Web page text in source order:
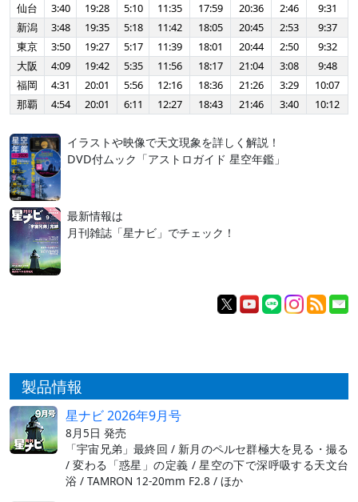
仙台
3:40 19:28 5:10 11:35 17:59 20:36 2:46
9:31
新潟
3:48 19:35 5:18 11:42 18:05 20:45 2:53
9:37
東京
3:50 19:27 5:17 11:39 18:01 20:44 2:50
9:32
大阪
4:09 19:42 5:35 11:56 18:17 21:04 3:08
9:48
福岡
4:31 20:01 5:56 12:16 18:36 21:26 3:29
10:07
那覇
4:54 20:01 6:11 12:27 18:43 21:46 3:40 10:12
イラストや映像で天文現象を詳しく解説！
DVD付ムック「アストロガイド 星空年鑑」
最新情報は
月刊雑誌「星ナビ」でチェック！
製品情報
星ナビ 2026年9月号
8月5日 発売
「宇宙兄弟」最終回 / 新月のペルセ群極大を見る・撮る
/ 変わる「惑星」の定義 / 星空の下で深呼吸する天文台
浴 / TAMRON 12-20mm F2.8 / ほか